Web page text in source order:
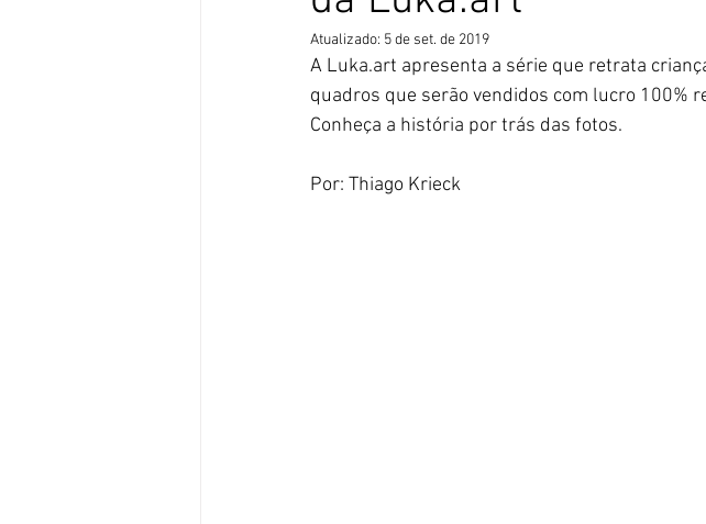
Atualizado: 5 de set. de 2019
A Luka.art apresenta a série que retrata
quadros que serão vendidos com lucro 100%
Conheça a história por trás das fotos.
Por: Thiago Krieck